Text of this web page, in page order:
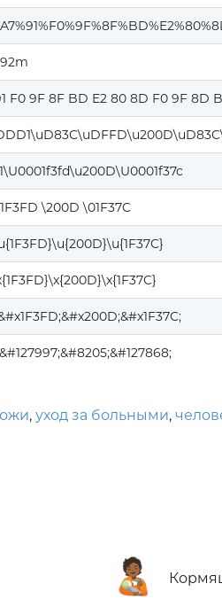
F0 9F 8F BD E2 80 8D F0 9F 8D
\200D \01F37C
, уход за больными,
🧑🏾‍🍼